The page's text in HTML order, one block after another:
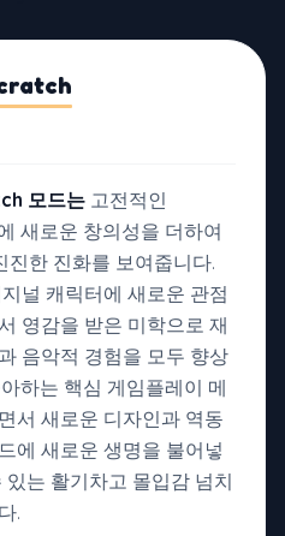
모드는 고전적인
새로운 창의성을 더하여
진한 진화를 보여줍니다.
널 캐릭터에 새로운 관점
영감을 받은 미학으로 재
음악적 경험을 모두 향상
하는 핵심 게임플레이 메
서 새로운 디자인과 역동
에 새로운 생명을 불어넣
는 활기차고 몰입감 넘치
.